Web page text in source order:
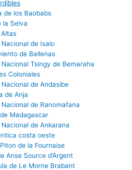
de los Baobabs
la Selva
Nacional de Isalo
de Ballenas
Nacional Tsingy de Bemaraha
Coloniales
Nacional de Andasibe
de Anja
Nacional de Ranomafana
Madagascar
Nacional de Ankarana
costa oeste
de la Fournaise
Anse Source d’Argent
de Le Morne Brabant